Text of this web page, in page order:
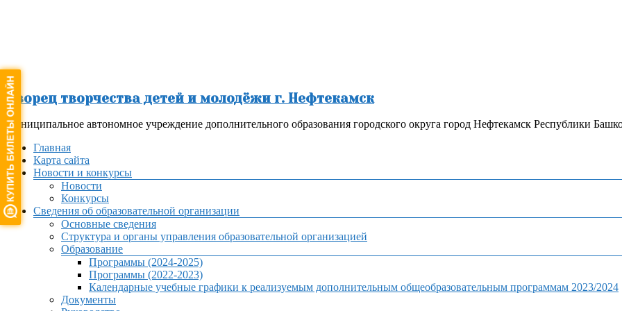
Дворец творчества детей и молодёжи г. Нефтекамск
Муниципальное автономное учреждение дополнительного образования городского округа город Нефтекамск Республики
МенюГлавная
Карта сайта
Новости и конкурсы
Новости
Конкурсы
Сведения об образовательной организации
Основные сведения
Структура и органы управления образовательной организацией
Образование
Программы (2024-2025)
Программы (2022-2023)
Календарные учебные графики к реализуемым дополнительным общеобразовательным программам 2023/2024
Документы